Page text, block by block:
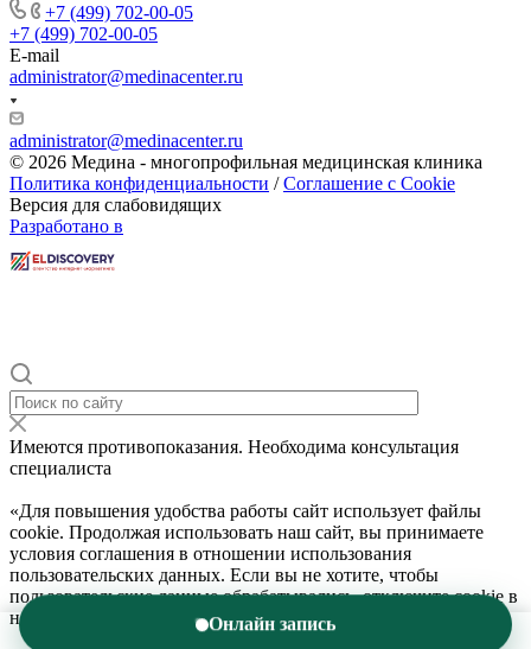
+7 (499) 702-00-05
+7 (499) 702-00-05
E-mail
administrator@medinacenter.ru
administrator@medinacenter.ru
© 2026 Медина - многопрофильная медицинская клиника
Политика конфиденциальности /Соглашение с Cookie
Версия для слабовидящих
Разработано в
Имеются противопоказания. Необходима консультация
специалиста
Онлайн запись
«Для повышения удобства работы сайт использует файлы
cookie. Продолжая использовать наш сайт, вы принимаете
условия соглашения в отношении использования
пользовательских данных. Если вы не хотите, чтобы
пользовательские данные обрабатывались, отключите cookie в
настройках браузера.» Подробнее